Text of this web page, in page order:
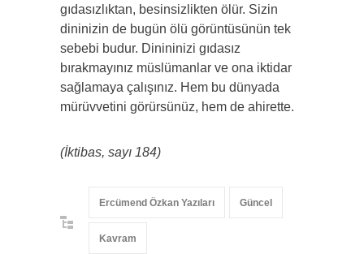
gıdasızlıktan, besinsizlikten ölür. Sizin
dininizin de bugün ölü görüntüsünün tek
sebebi budur. Dinininizi gıdasız
bırakmayınız müslümanlar ve ona iktidar
sağlamaya çalışınız. Hem bu dünyada
mürüvvetini görürsünüz, hem de ahirette.
(İktibas, sayı 184)
Ercümend Özkan Yazıları Güncel
Kavram